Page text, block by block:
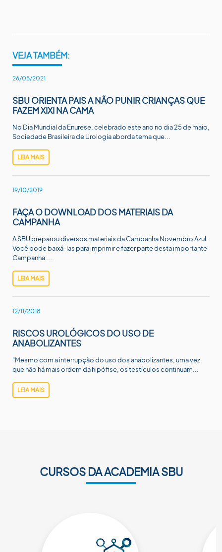
VEJA TAMBÉM:
26/05/2021
SBU ORIENTA PAIS A NÃO PUNIR CRIANÇAS QUE
FAZEM XIXI NA CAMA
No Dia Mundial da Enurese, celebrado este ano no dia 25 de maio,
Sociedade Brasileira de Urologia aborda tema que...
LEIA MAIS
19/10/2019
FAÇA O DOWNLOAD DOS MATERIAIS DA
CAMPANHA
A SBU preparou diversos materiais da Campanha Novembro Azul.
Você pode baixá-las para imprimir e fazer parte desta importante
Campanha....
LEIA MAIS
12/11/2018
RISCOS UROLÓGICOS DO USO DE
ANABOLIZANTES
“Mesmo com a interrupção do uso dos anabolizantes, uma vez
que não há mais ordem da hipófise, os testículos continuam...
LEIA MAIS
CURSOS DA ACADEMIA SBU